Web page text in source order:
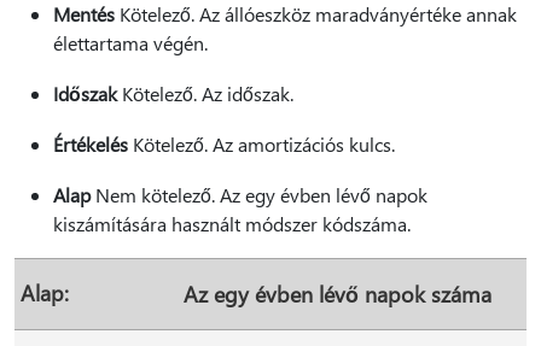
Mentés Kötelező. Az állóeszköz maradványértéke annak
élettartama végén.
IdőszakKötelező. Az időszak.
Értékelés Kötelező. Az amortizációs kulcs.
AlapNem kötelező. Az egy évben lévő napok
kiszámítására használt módszer kódszáma.
Alap: Az egy évben lévő napok száma